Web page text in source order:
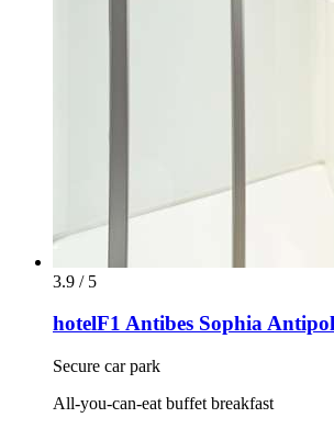
3.9 / 5
hotelF1 Antibes Sophia
Secure car park
All-you-can-eat buffet breakfast